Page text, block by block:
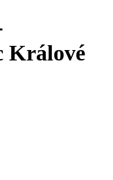
Králové